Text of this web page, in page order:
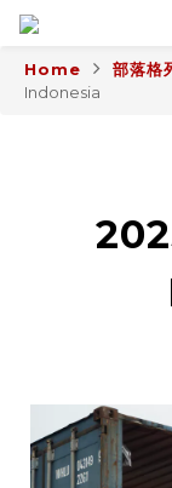
Home 部落格
Indonesia